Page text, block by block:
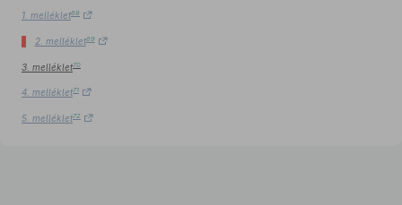
1. melléklet68
2. melléklet69
3. melléklet70
4. melléklet71
5. melléklet72